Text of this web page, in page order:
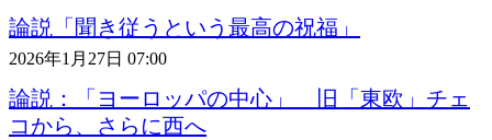
論説「聞き従うという最高の祝福」
2026年1月27日 07:00
論説：「ヨーロッパの中心」 旧「東欧」チェ
コから、さらに西へ